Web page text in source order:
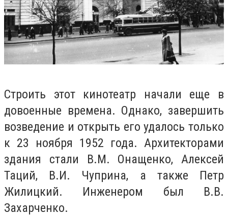
Строить этот кинотеатр начали еще в
довоенные времена. Однако, завершить
возведение и открыть его удалось только
к 23 ноября 1952 года. Архитекторами
здания стали В.М. Онащенко, Алексей
Таций, В.И. Чуприна, а также Петр
Жилицкий. Инженером был В.В.
Захарченко.